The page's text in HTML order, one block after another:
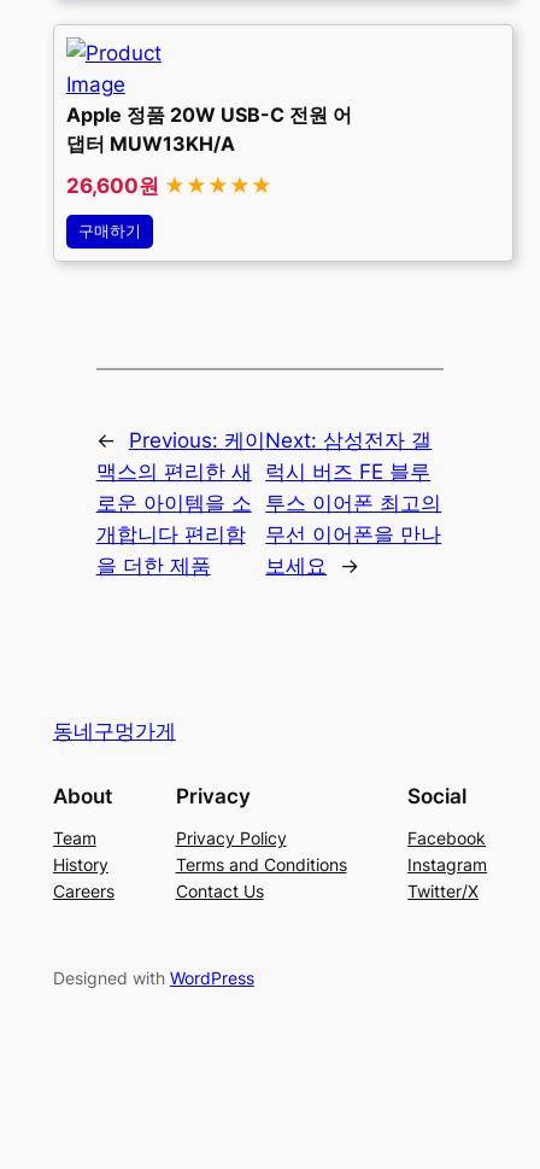
Apple 정품 20W USB-C 전원 어
댑터 MUW13KH/A
26,600원 ★★★★★
구매하기
← Previous: 케이
맥스의 편리한 새
로운 아이템을 소
개합니다 편리함
을 더한 제품
Next: 삼성전자 갤
럭시 버즈 FE 블루
투스 이어폰 최고의
무선 이어폰을 만나
보세요
→
동네구멍가게
About
Team
History
Careers
Privacy
Privacy Policy
Terms and Conditions
Contact Us
Social
Facebook
Instagram
Twitter/X
Designed with WordPress